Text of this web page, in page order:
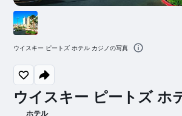
ウイスキー ピートズ ホ
ホテル
ウイスキー ピートズ ホテル カジノの写真